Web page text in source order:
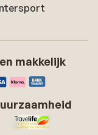
makkelijk